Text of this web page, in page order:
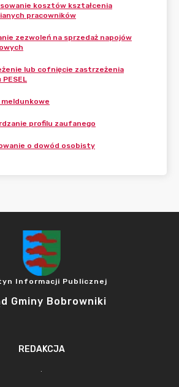
kosztów kształcenia
pracowników
zezwoleń na sprzedaż napojów
lub cofnięcie zastrzeżenia
meldunkowe
profilu zaufanego
o dowód osobisty
Informacji Publicznej
Gminy Bobrowniki
REDAKCJA
.